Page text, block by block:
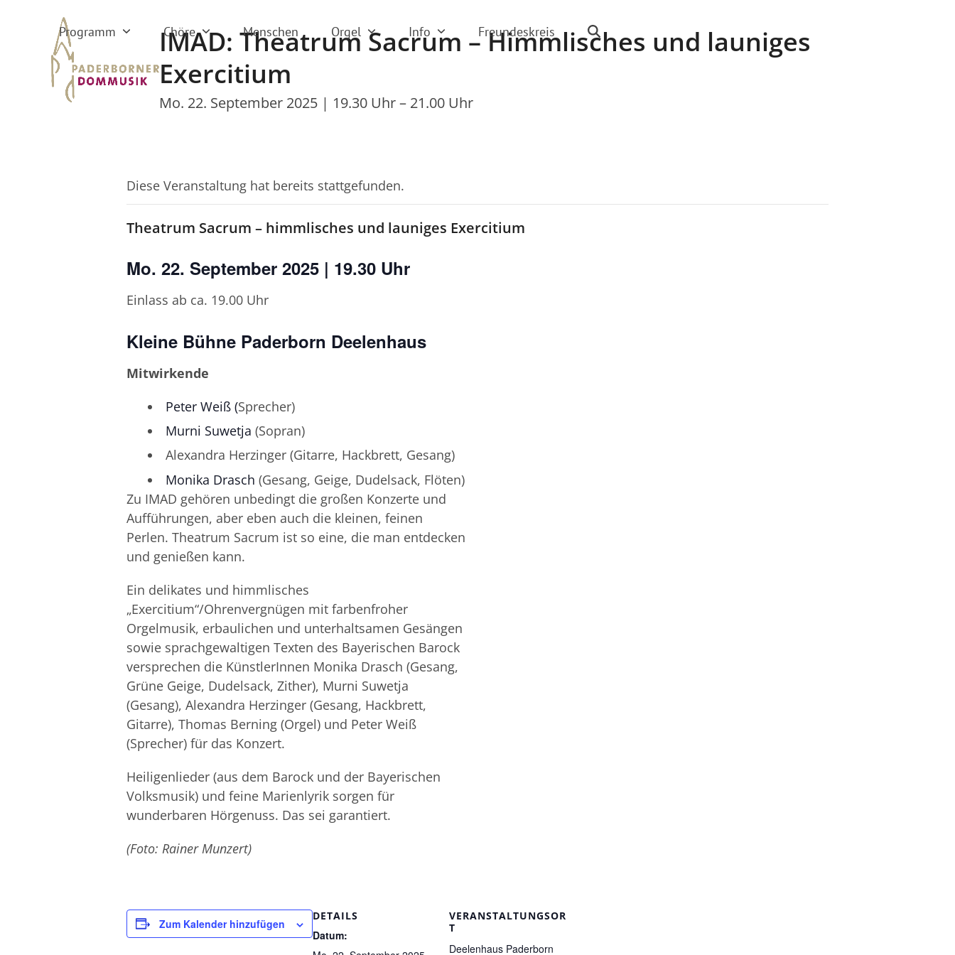
Programm Chöre Menschen Orgel Info Freundeskreis
IMAD: Theatrum Sacrum – Himmlisches und launiges
Exercitium
Mo. 22. September 2025 | 19.30 Uhr– 21.00 Uhr
Diese Veranstaltung hat bereits stattgefunden.
Theatrum Sacrum – himmlisches und launiges Exercitium
Mo. 22. September 2025 | 19.30 Uhr
Einlass ab ca. 19.00 Uhr
Kleine Bühne Paderborn Deelenhaus
Mitwirkende
Peter Weiß (Sprecher)
Murni Suwetja (Sopran)
Alexandra Herzinger (Gitarre, Hackbrett, Gesang)
Monika Drasch (Gesang, Geige, Dudelsack, Flöten)
Zu IMAD gehören unbedingt die großen Konzerte und
Aufführungen, aber eben auch die kleinen, feinen
Perlen. Theatrum Sacrum ist so eine, die man entdecken
und genießen kann.
Ein delikates und himmlisches
„Exercitium“/Ohrenvergnügen mit farbenfroher
Orgelmusik, erbaulichen und unterhaltsamen Gesängen
sowie sprachgewaltigen Texten des Bayerischen Barock
versprechen die KünstlerInnen Monika Drasch (Gesang,
Grüne Geige, Dudelsack, Zither), Murni Suwetja
(Gesang), Alexandra Herzinger (Gesang, Hackbrett,
Gitarre), Thomas Berning (Orgel) und Peter Weiß
(Sprecher) für das Konzert.
Heiligenlieder (aus dem Barock und der Bayerischen
Volksmusik) und feine Marienlyrik sorgen für
wunderbaren Hörgenuss. Das sei garantiert.
(Foto: Rainer Munzert)
Zum Kalender hinzufügen
DETAILS
Datum:
VERANSTALTUNGSOR
T
Deelenhaus Paderborn